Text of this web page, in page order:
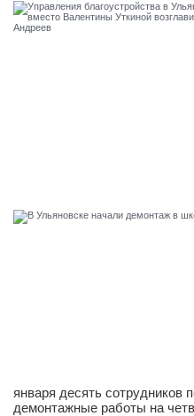
января десять сотрудников
демонтажные работы на